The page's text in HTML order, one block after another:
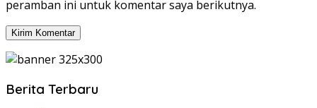
peramban ini untuk komentar saya berikutnya.
Berita Terbaru